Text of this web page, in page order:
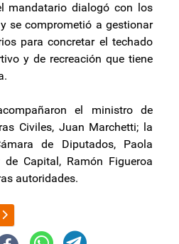
mandatario dialogó con los
se comprometió a gestionar
para concretar el techado
y de recreación que tiene
el ministro de
Civiles, Juan Marchetti; la
de Diputados, Paola
Capital, Ramón Figueroa
autoridades.
de un Indec porteño obliga a
El Gobierno descontará el día